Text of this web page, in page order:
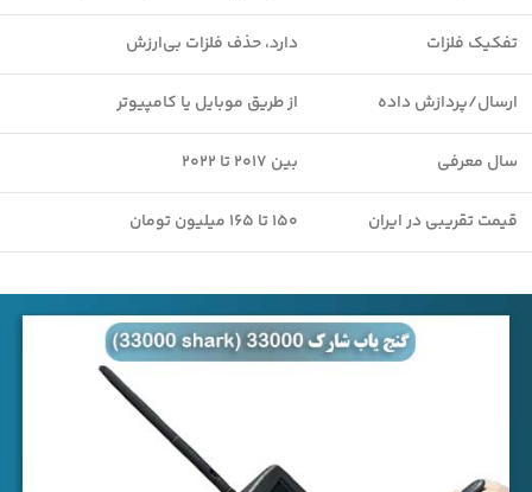
تفکیک فلزات دارد، حذف فلزات بی‌ارزش
ارسال/پردازش داده از طریق موبایل یا کامپیوتر
سال معرفی بین ۲۰۱۷ تا ۲۰۲۲
قیمت تقریبی در ایران ۱۵۰ تا ۱۶۵ میلیون تومان